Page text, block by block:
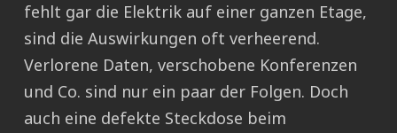
fehlt gar die Elektrik auf einer ganzen Etage,
sind die Auswirkungen oft verheerend.
Verlorene Daten, verschobene Konferenzen
und Co. sind nur ein paar der Folgen. Doch
auch eine defekte Steckdose beim